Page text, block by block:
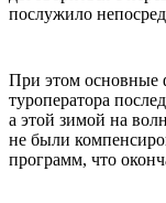
послужило
При этом основные
туроператора
а этой зимой на
не были
программ, что